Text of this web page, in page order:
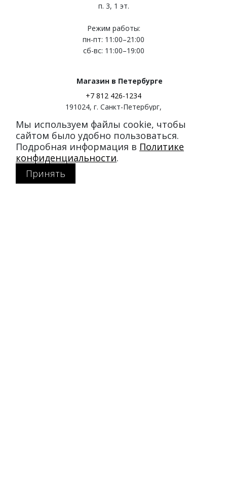
п. 3, 1 эт.
Режим работы:
пн-пт: 11:00–21:00
сб-вс: 11:00–19:00
Магазин в Петербурге
+7 812 426-1234
191024, г. Санкт-Петербург,
ул. Миргородская, д. 20
вход с ул. Кременчугская
Режим работы:
пн-пт: 11:00–21:00
Мы используем файлы cookie, чтобы
сайтом было удобно пользоваться.
Подробная информация в Политике
конфиденциальности.
Принять